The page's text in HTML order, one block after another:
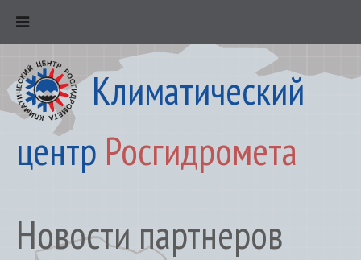
Климатический
центр Росгидромета
Новости партнеров